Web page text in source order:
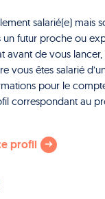
salarié(e) mais
futur proche ou
avant de vous
vous êtes salarié
pour le
correspondant au
profil